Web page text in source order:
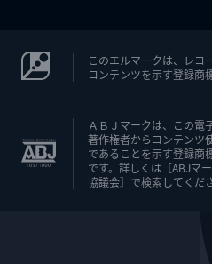
このエルマークは、レコ
コンテンツを示す登録商
ＡＢＪマークは、この電
著作権者からコンテンツ
であることを示す登録商
です。詳しくは［ABJマ
協議会］で検索してくだ